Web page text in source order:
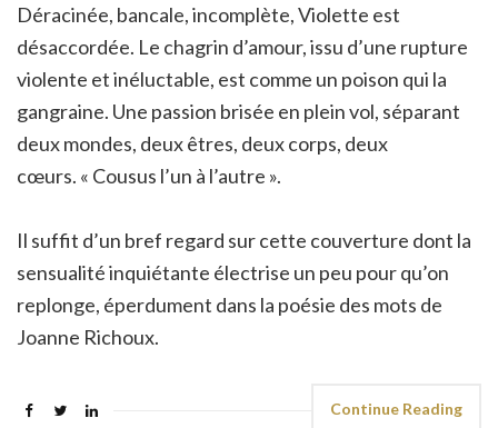
Déracinée, bancale, incomplète, Violette est
désaccordée. Le chagrin d’amour, issu d’une rupture
violente et inéluctable, est comme un poison qui la
gangraine. Une passion brisée en plein vol, séparant
deux mondes, deux êtres, deux corps, deux
cœurs. « Cousus l’un à l’autre ».
Il suffit d’un bref regard sur cette couverture dont la
sensualité inquiétante électrise un peu pour qu’on
replonge, éperdument dans la poésie des mots de
Joanne Richoux.
Continue Reading